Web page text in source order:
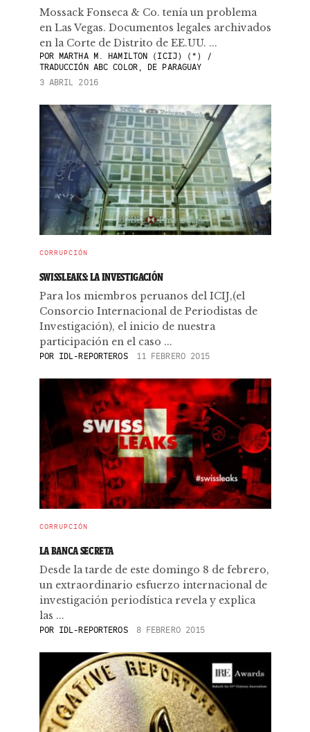
Mossack Fonseca & Co. tenía un problema
en Las Vegas. Documentos legales archivados
en la Corte de Distrito de EE.UU. ...
PORMARTHA M. HAMILTON (ICIJ) (*) /
TRADUCCIÓN ABC COLOR, DE PARAGUAY
3 ABRIL 2016
CORRUPCIÓN
SWISSLEAKS: LA INVESTIGACIÓN
Para los miembros peruanos del ICIJ,(el
Consorcio Internacional de Periodistas de
Investigación), el inicio de nuestra
participación en el caso ...
POR IDL-REPORTEROS 11 FEBRERO 2015
CORRUPCIÓN
LA BANCA SECRETA
Desde la tarde de este domingo 8 de febrero,
un extraordinario esfuerzo internacional de
investigación periodística revela y explica
las ...
POR IDL-REPORTEROS 8 FEBRERO 2015